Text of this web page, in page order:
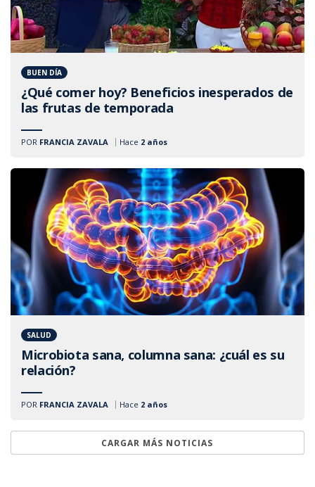
BUEN DÍA
¿Qué comer hoy? Beneficios inesperados de
las frutas de temporada
Hace 2 años
POR FRANCIA ZAVALA
SALUD
Microbiota sana, columna sana: ¿cuál es su
relación?
Hace 2 años
POR FRANCIA ZAVALA
CARGAR MÁS NOTICIAS